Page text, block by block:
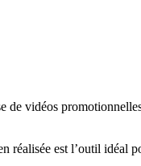
vidéos
réalisée est l’outil idéal